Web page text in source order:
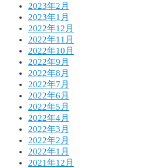
2023年2月
2023年1月
2022年12月
2022年11月
2022年10月
2022年9月
2022年8月
2022年7月
2022年6月
2022年5月
2022年4月
2022年3月
2022年2月
2022年1月
2021年12月